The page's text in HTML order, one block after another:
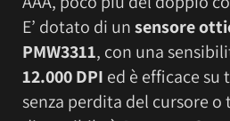
E’ dotato di unsensore
PMW3311, con una
12.000 DPI ed è efficace
senza perdita del cursore